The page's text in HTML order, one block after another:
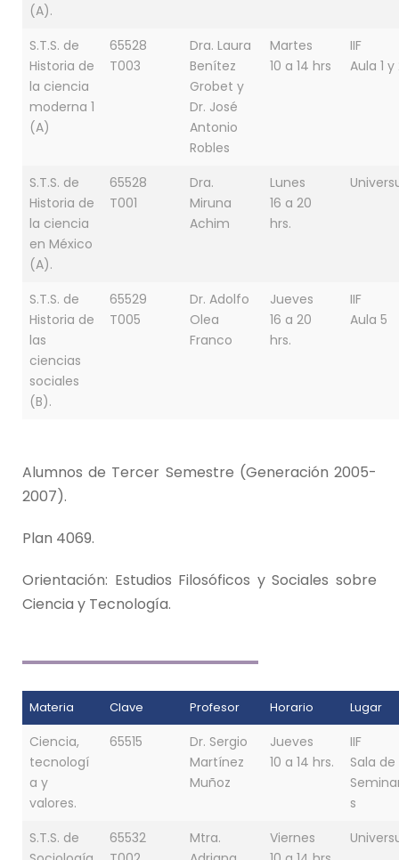
(A).
S.T.S. de
Historia de
la ciencia
moderna 1
(A)
65528
T003
Dra. Laura
Benítez
Grobet y
Dr. José
Antonio
Robles
Martes
10 a 14 hrs
IIF
Aula 1 y
S.T.S. de
Historia de
la ciencia
en México
(A).
65528
T001
Dra.
Miruna
Achim
Lunes
16 a 20
hrs.
S.T.S. de
Historia de
las
ciencias
sociales
(B).
65529
T005
Dr. Adolfo
Olea
Franco
Jueves
16 a 20
hrs.
IIF
Aula 5
Alumnos de Tercer Semestre (Generación 2005-
2007).
Plan 4069.
Orientación: Estudios Filosóficos y Sociales sobre
Ciencia y Tecnología.
Materia Clave Profesor Horario Lugar
Ciencia,
tecnologí
a y
valores.
65515
Dr. Sergio
Martínez
Muñoz
Jueves
10 a 14 hrs.
IIF
Sala de
s
S.T.S. de
65532
Mtra.
Viernes